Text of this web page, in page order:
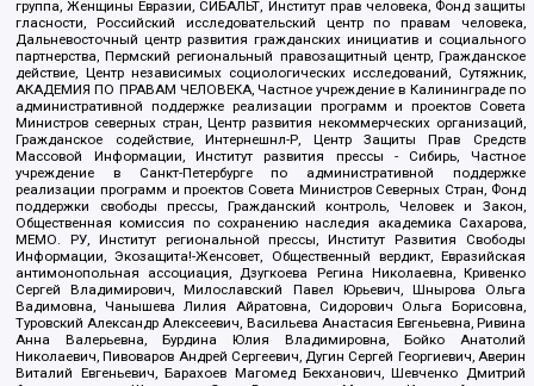
группа, Женщины Евразии, СИБАЛЬТ, Институт прав человека, Фонд защиты
гласности, Российский исследовательский центр по правам человека,
Дальневосточный центр развития гражданских инициатив и социального
партнерства, Пермский региональный правозащитный центр, Гражданское
действие, Центр независимых социологических исследований, Сутяжник,
АКАДЕМИЯ ПО ПРАВАМ ЧЕЛОВЕКА, Частное учреждение в Калининграде по
административной поддержке реализации программ и проектов Совета
Министров северных стран, Центр развития некоммерческих организаций,
Гражданское содействие, Интернешнл-Р, Центр Защиты Прав Средств
Массовой Информации, Институт развития прессы - Сибирь, Частное
учреждение в Санкт-Петербурге по административной поддержке
реализации программ и проектов Совета Министров Северных Стран, Фонд
поддержки свободы прессы, Гражданский контроль, Человек и Закон,
Общественная комиссия по сохранению наследия академика Сахарова,
МЕМО. РУ, Институт региональной прессы, Институт Развития Свободы
Информации, Экозащита!-Женсовет, Общественный вердикт, Евразийская
антимонопольная ассоциация, Дзугкоева Регина Николаевна, Кривенко
Сергей Владимирович, Милославский Павел Юрьевич, Шнырова Ольга
Вадимовна, Чанышева Лилия Айратовна, Сидорович Ольга Борисовна,
Туровский Александр Алексеевич, Васильева Анастасия Евгеньевна, Ривина
Анна Валерьевна, Бурдина Юлия Владимировна, Бойко Анатолий
Николаевич, Пивоваров Андрей Сергеевич, Дугин Сергей Георгиевич, Аверин
Виталий Евгеньевич, Барахоев Магомед Бекханович, Шевченко Дмитрий